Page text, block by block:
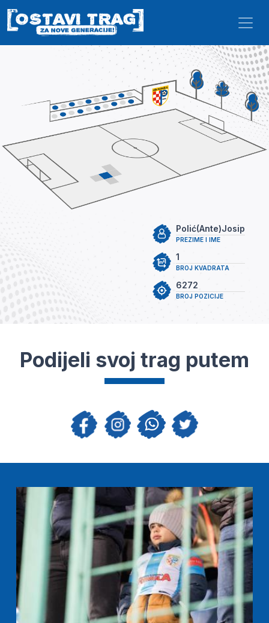
Skip to main content
PREZIME I IME
Polić(Ante)Josip
BROJ KVADRATA
1
BROJ POZICIJE
6272
Podijeli svoj trag putem